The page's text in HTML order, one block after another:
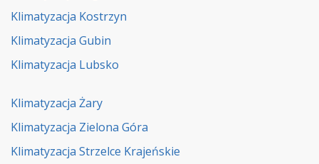
Klimatyzacja Kostrzyn
Klimatyzacja Gubin
Klimatyzacja Lubsko
Klimatyzacja Żary
Klimatyzacja Zielona Góra
Klimatyzacja Strzelce Krajeńskie